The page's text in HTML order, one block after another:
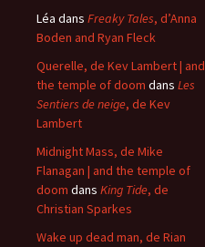
Léa dans Freaky Tales, d’Anna
Boden and Ryan Fleck
Querelle, de Kev Lambert | and
the temple of doom dans Les
Sentiers de neige, de Kev
Lambert
Midnight Mass, de Mike
Flanagan | and the temple of
doom dans King Tide, de
Christian Sparkes
Wake up dead man, de Rian